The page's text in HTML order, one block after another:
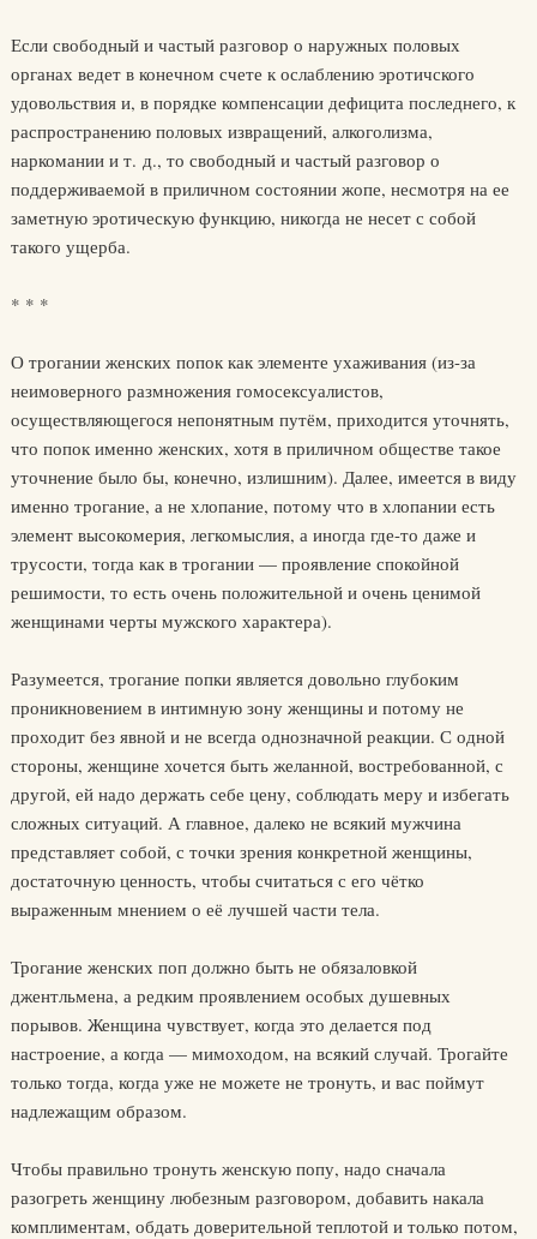
Если свободный и частый разговор о наружных половых
органах ведет в конечном счете к ослаблению эротичского
удовольствия и, в порядке компенсации дефицита последнего, к
распространению половых извращений, алкоголизма,
наркомании и т. д., то свободный и частый разговор о
поддерживаемой в приличном состоянии жопе, несмотря на ее
заметную эротическую функцию, никогда не несет с собой
такого ущерба.
* * *
О трогании женских попок как элементе ухаживания (из-за
неимоверного размножения гомосексуалистов,
осуществляющегося непонятным путём, приходится уточнять,
что попок именно женских, хотя в приличном обществе такое
уточнение было бы, конечно, излишним). Далее, имеется в виду
именно трогание, а не хлопание, потому что в хлопании есть
элемент высокомерия, легкомыслия, а иногда где-то даже и
трусости, тогда как в трогании — проявление спокойной
решимости, то есть очень положительной и очень ценимой
женщинами черты мужского характера).
Разумеется, трогание попки является довольно глубоким
проникновением в интимную зону женщины и потому не
проходит без явной и не всегда однозначной реакции. С одной
стороны, женщине хочется быть желанной, востребованной, с
другой, ей надо держать себе цену, соблюдать меру и избегать
сложных ситуаций. А главное, далеко не всякий мужчина
представляет собой, с точки зрения конкретной женщины,
достаточную ценность, чтобы считаться с его чётко
выраженным мнением о её лучшей части тела.
Трогание женских поп должно быть не обязаловкой
джентльмена, а редким проявлением особых душевных
порывов. Женщина чувствует, когда это делается под
настроение, а когда — мимоходом, на всякий случай. Трогайте
только тогда, когда уже не можете не тронуть, и вас поймут
надлежащим образом.
Чтобы правильно тронуть женскую попу, надо сначала
разогреть женщину любезным разговором, добавить накала
комплиментам, обдать доверительной теплотой и только потом,